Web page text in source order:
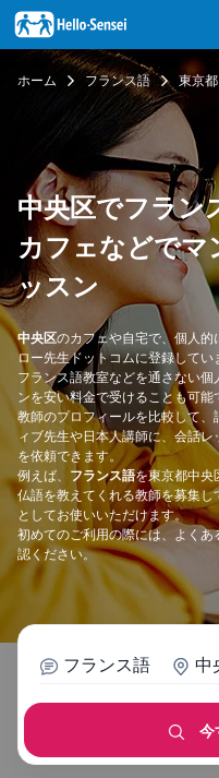
イ
ン
コ
ホーム フランス語 東京都
中央区でフラン
カフェなどでマ
ッスン
中央区のカフェや自宅で、個人的
ロー先生ドットコムに登録してい
フランス語教室などを通さない
ンを安い料金で受けることも可能
教師のプロフィールを比較して
ィブ先生や日本人講師に、会話
を依頼できます。
例えば、 フランス語を東京都中央
仏語を教えてくれる教師を募集
としてお使いいただけます。
初めてのご利用の際には、 よくあ
認ください。
フランス語 中
今